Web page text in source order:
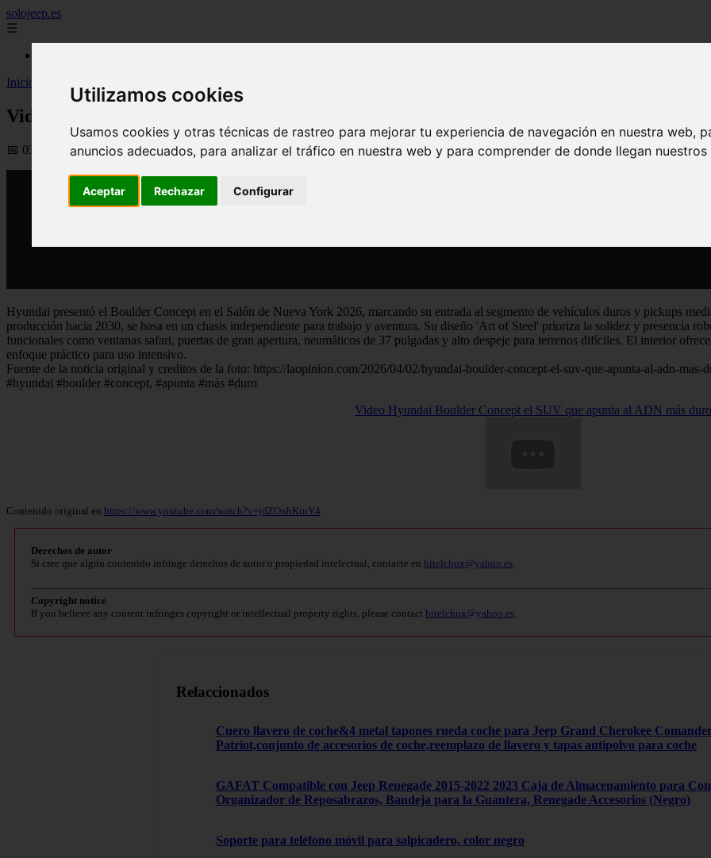
Utilizamos cookies
Usamos cookies y otras técnicas de rastreo para mejorar tu experiencia de navegación en nuestra web,
anuncios adecuados, para analizar el tráfico en nuestra web y para comprender de donde llegan nuestros
Aceptar Rechazar Configurar
solojeep.es
☰
Inicio
Video Hyundai Boulder Concept el SUV que apunta al ADN más duro
📅 03/04/2026
Hyundai presentó el Boulder Concept en el Salón de Nueva York 2026, marcando su entrada al segmento de vehículos duros y pickups
producción hacia 2030, se basa en un chasis independiente para trabajo y aventura. Su diseño 'Art of Steel' prioriza la solidez y presencia
funcionales como ventanas safari, puertas de gran apertura, neumáticos de 37 pulgadas y alto despeje para terrenos difíciles. El interior
enfoque práctico para uso intensivo.
Fuente de la noticia original y creditos de la foto: https://laopinion.com/2026/04/02/hyundai-boulder-concept-el-suv-que-apunta-al-adn-mas-
#hyundai #boulder #concept, #apunta #más #duro
Video Hyundai Boulder Concept el SUV que apunta al ADN más duro
Contenido original en https://www.youtube.com/watch?v=jdZOnhKtnY4
Derechos de autor
Si cree que algún contenido infringe derechos de autor o propiedad intelectual, contacte en bitelchux@yahoo.es.
Copyright notice
If you believe any content infringes copyright or intellectual property rights, please contact bitelchux@yahoo.es.
Relaccionados
Cuero llavero de coche&4 metal tapones rueda coche para Jeep Grand Cherokee
Patriot,conjunto de accesorios de coche,reemplazo de llavero y tapas antipolvo para coche
GAFAT Compatible con Jeep Renegade 2015-2022 2023 Caja de Almacenamiento para
Organizador de Reposabrazos, Bandeja para la Guantera, Renegade Accesorios (Negro)
Soporte para teléfono móvil para salpicadero, color negro